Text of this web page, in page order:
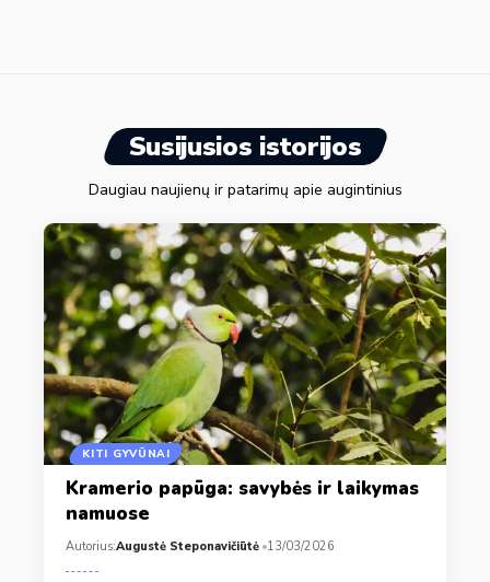
Susijusios istorijos
Daugiau naujienų ir patarimų apie augintinius
KITI GYVŪNAI
Kramerio papūga: savybės ir laikymas
namuose
Autorius:Augustė Steponavičiūtė 13/03/2026